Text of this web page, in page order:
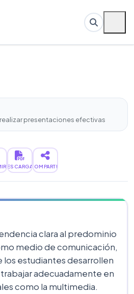
presentaciones efectivas
DESCARGARCOMPARTIR
clara al predominio
medio de comunicación,
estudiantes desarrollen
adecuadamente en
como la multimedia.